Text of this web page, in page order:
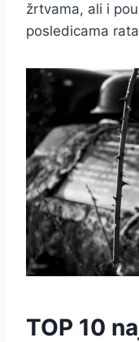
žrtvama, ali i
posledicama
TOP 10